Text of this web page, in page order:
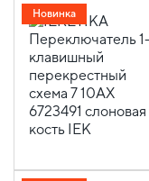
Новинка